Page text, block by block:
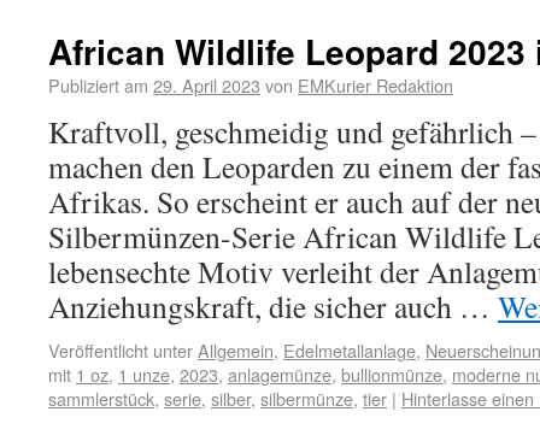
African Wildlife Leopard 2023
Publiziert am 29. April 2023 von EMKurier Redaktion
Kraftvoll, geschmeidig und gefährlich
machen den Leoparden zu einem der
Afrikas. So erscheint er auch auf der
Silbermünzen-Serie African Wildlife
lebensechte Motiv verleiht der
Anziehungskraft, die sicher auch …
Veröffentlicht unterAllgemein, Edelmetallanlage,
mit 1 oz, 1 unze, 2023, anlagemünze, bullionmünze, moderne
sammlerstück, serie, silber, silbermünze, tier | Hinterlasse